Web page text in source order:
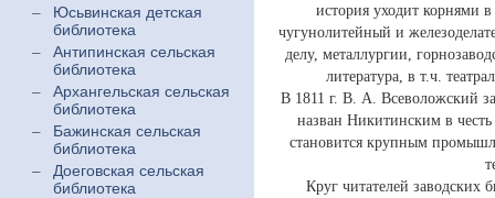
Юсьвинская детская
библиотека
Антипинская сельская
библиотека
Архангельская сельская
библиотека
Бажинская сельская
библиотека
Доеговская сельская
библиотека
история уходит корнями
чугунолитейный и
делу, металлургии,
литература, в т.ч.
В 1811 г. В. А. Всеволожский
назван Никитинским в
становится крупным
Круг читателей заводских